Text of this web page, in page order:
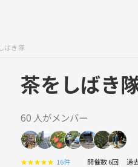
ばき隊
茶をしばき
60 人がメンバー
★★★★★ 16件 開催数 6回 過